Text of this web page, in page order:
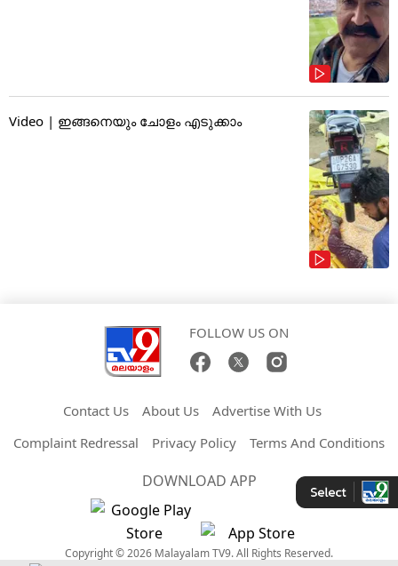
Video | ഇങ്ങനെയും ചോളം എടുക്കാം
FOLLOW US ON
Contact Us About Us
Advertise With Us
Complaint Redressal
Privacy Policy Terms And Conditions
DOWNLOAD APP
Copyright © 2026 Malayalam TV9. All Rights Reserved.